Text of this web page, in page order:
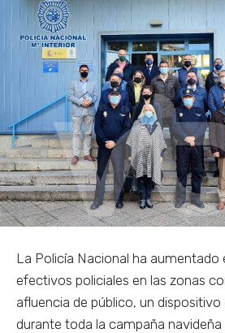
La Policía Nacional ha aumentado
efectivos policiales en las zonas
afluencia de público, un
durante toda la campaña navideña